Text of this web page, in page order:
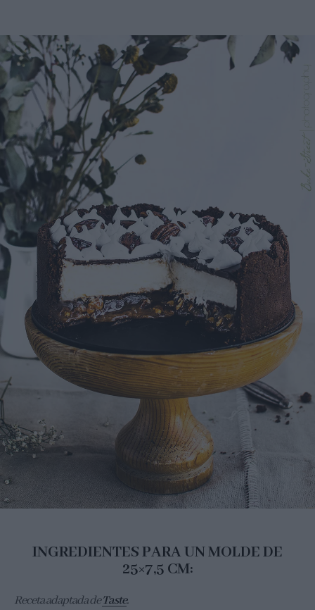
INGREDIENTES PARA UN MOLDE DE
25×7,5 CM:
Receta adaptada deTaste.